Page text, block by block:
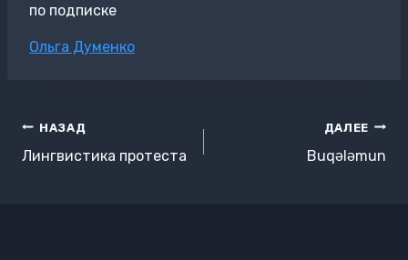
по подписке
Метки
Ольга Думенко
Навигация
по
НАЗАД
Лингвистика протеста
ДАЛЕЕ
Buqələmun